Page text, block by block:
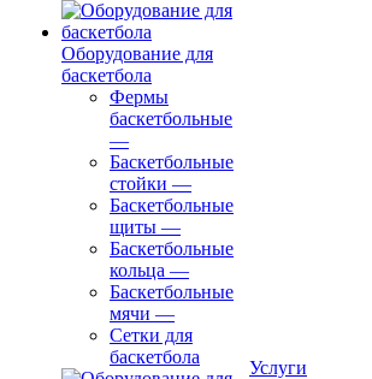
Оборудование для
баскетбола
Фермы
баскетбольные
—
Баскетбольные
стойки —
Баскетбольные
щиты —
Баскетбольные
кольца —
Баскетбольные
мячи —
Сетки для
баскетбола
Услуги